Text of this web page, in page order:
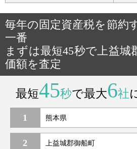
毎年の固定資産税を節約
一番
まずは最短45秒で上益城
価額を査定
最短45秒で最大6社
1
2